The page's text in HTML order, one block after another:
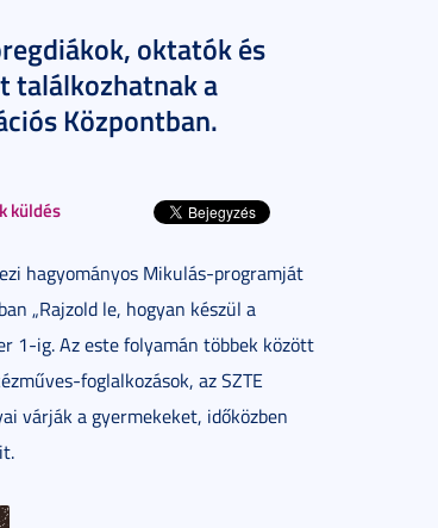
oktatók és
találkozhatnak a
Központban.
küldés
hagyományos Mikulás-programját
„Rajzold le, hogyan készül a
1-ig. Az este folyamán többek között
foglalkozások, az SZTE
várják a gyermekeket, időközben